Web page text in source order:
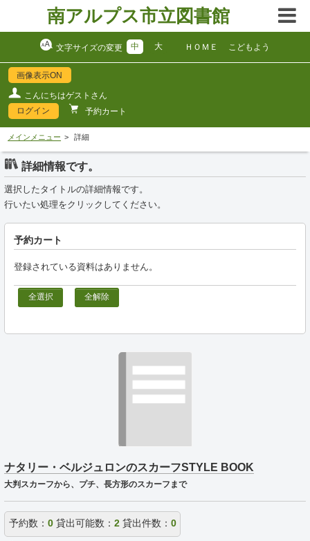
南アルプス市立図書館
文字サイズの変更 中 大 ＨＯＭＥ こどもよう
画像表示ON
こんにちはゲストさん
ログイン
予約カート
メインメニュー 詳細
詳細情報です。
選択したタイトルの詳細情報です。
行いたい処理をクリックしてください。
予約カート
登録されている資料はありません。
全選択 全解除
ナタリー・ベルジュロンのスカーフSTYLE BOOK
大判スカーフから、プチ、長方形のスカーフまで
予約数： 0貸出可能数： 2貸出件数： 0